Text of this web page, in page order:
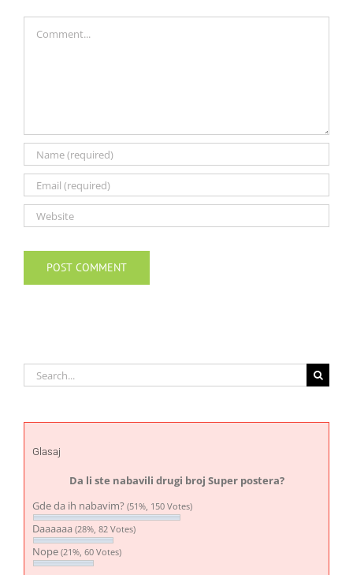
Search
for:
Glasaj
Da li ste nabavili drugi broj Super postera?
Gde da ih nabavim? (51%, 150 Votes)
Daaaaaa (28%, 82 Votes)
Nope (21%, 60 Votes)